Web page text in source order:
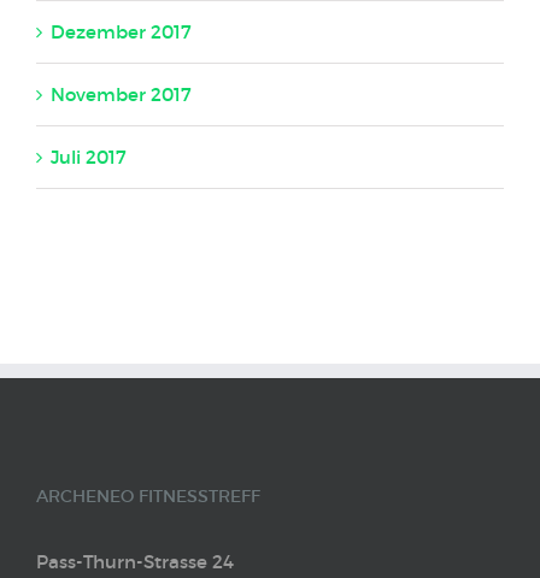
Dezember 2017
November 2017
Juli 2017
ARCHENEO FITNESSTREFF
Pass-Thurn-Strasse 24